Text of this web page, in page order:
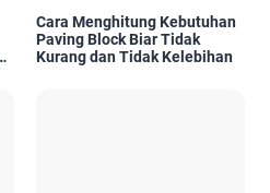
Cara Menghitung Kebutuhan
Paving Block Biar Tidak
Kurang dan Tidak Kelebihan